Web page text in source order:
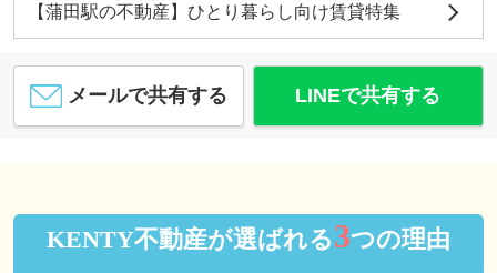
【蒲田駅の不動産】ひとり暮らし向け賃貸特集
メールで共有する LINEで共有する
KENTY不動産が選ばれる3つの理由